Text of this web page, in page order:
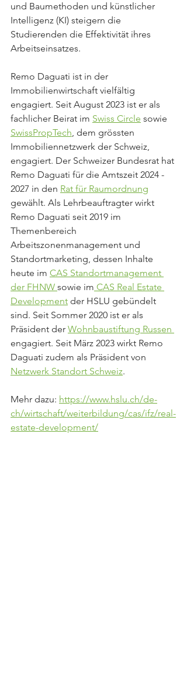
und Baumethoden und künstlicher
Intelligenz (KI) steigern die
Studierenden die Effektivität ihres
Arbeitseinsatzes.
Remo Daguati ist in der
Immobilienwirtschaft vielfältig
engagiert. Seit August 2023 ist er als
fachlicher Beirat im Swiss Circle sowie
SwissPropTech, dem grössten
Immobiliennetzwerk der Schweiz,
engagiert. Der Schweizer Bundesrat hat
Remo Daguati für die Amtszeit 2024 -
2027 in den Rat für Raumordnung
gewählt. Als Lehrbeauftragter wirkt
Remo Daguati seit 2019 im
Themenbereich
Arbeitszonenmanagement und
Standortmarketing, dessen Inhalte
heute im CAS Standortmanagement
der FHNW sowie im CAS Real Estate
Development der HSLU gebündelt
sind. Seit Sommer 2020 ist er als
Präsident der Wohnbaustiftung Russen
engagiert. Seit März 2023 wirkt Remo
Daguati zudem als Präsident von
Netzwerk Standort Schweiz.
Mehr dazu: https://www.hslu.ch/de-
ch/wirtschaft/weiterbildung/cas/ifz/real-
estate-development/